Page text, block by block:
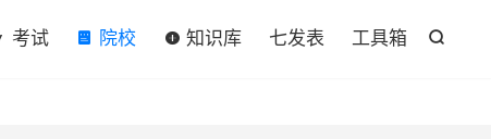

考试 院校 知识库 七发表 工具箱